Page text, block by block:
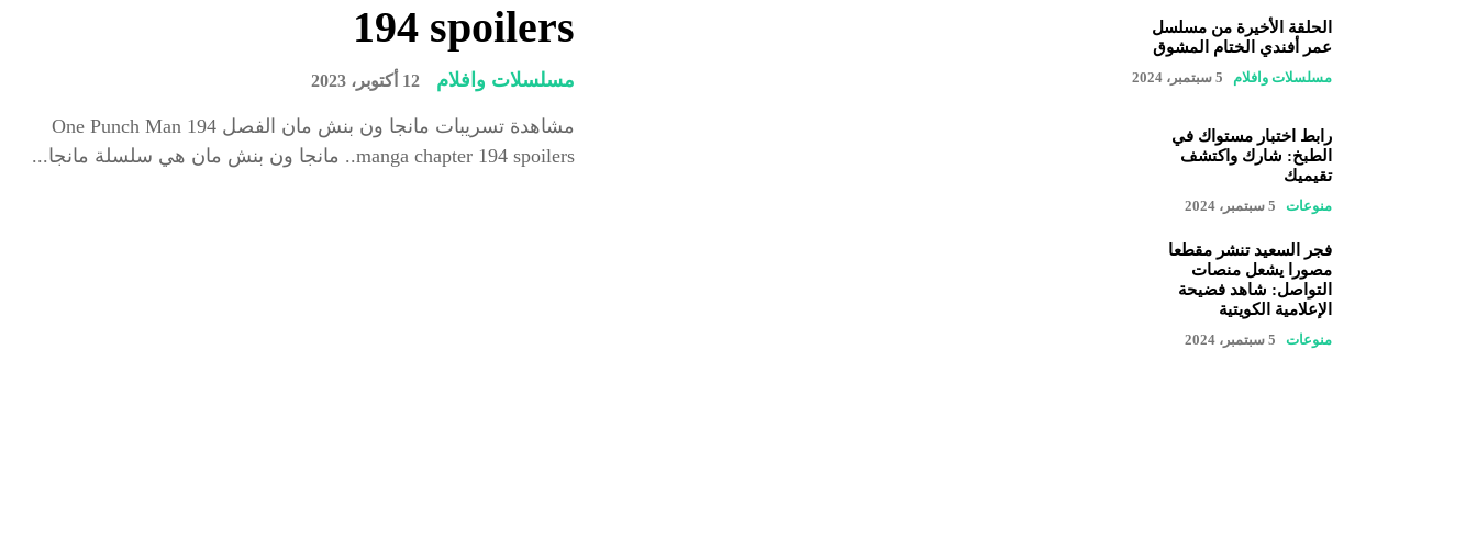
194 spoilers
مسلسلات وافلام 12 أكتوبر، 2023
مشاهدة تسريبات مانجا ون بنش مان الفصل 194 One Punch Man
manga chapter 194 spoilers.. مانجا ون بنش مان هي سلسلة مانجا...
الحلقة الأخيرة من مسلسل
عمر أفندي الختام المشوق
مسلسلات وافلام 5 سبتمبر، 2024
رابط اختبار مستواك في
الطبخ: شارك واكتشف
تقيميك
منوعات 5 سبتمبر، 2024
فجر السعيد تنشر مقطعا
مصورا يشعل منصات
التواصل: شاهد فضيحة
الإعلامية الكويتية
منوعات 5 سبتمبر، 2024